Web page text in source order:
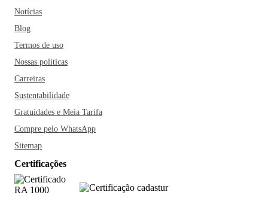
Notícias
Blog
Termos de uso
Nossas políticas
Carreiras
Sustentabilidade
Gratuidades e Meia Tarifa
Compre pelo WhatsApp
Sitemap
Certificações